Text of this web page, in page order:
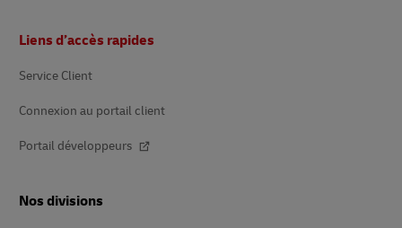
de
Liens d’accès rapides
Service Client
Connexion au portail client
Portail développeurs
Nos divisions